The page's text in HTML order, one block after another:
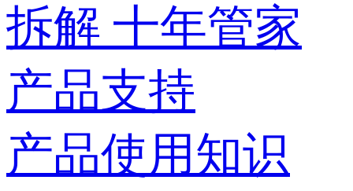
拆解 十年管家
产品支持
产品使用知识